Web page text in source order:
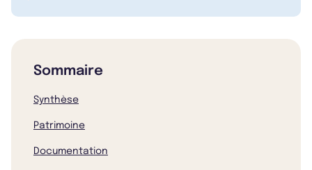
Sommaire
Synthèse
Patrimoine
Documentation